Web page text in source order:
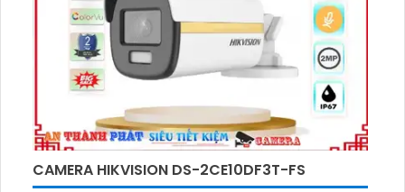
CAMERA HIKVISION DS-2CE10DF3T-FS